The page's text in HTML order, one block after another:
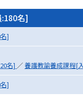
名]
]
名] ／養護教諭養成課程[
]